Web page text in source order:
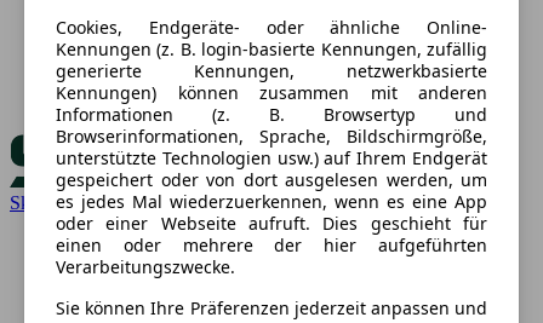
Skoda
Cookies, Endgeräte- oder ähnliche Online-
Kennungen (z. B. login-basierte Kennungen, zufällig
generierte Kennungen, netzwerkbasierte
Kennungen) können zusammen mit anderen
Informationen (z. B. Browsertyp und
Browserinformationen, Sprache, Bildschirmgröße,
unterstützte Technologien usw.) auf Ihrem Endgerät
gespeichert oder von dort ausgelesen werden, um
es jedes Mal wiederzuerkennen, wenn es eine App
oder einer Webseite aufruft. Dies geschieht für
einen oder mehrere der hier aufgeführten
Verarbeitungszwecke.
Sie können Ihre Präferenzen jederzeit anpassen und